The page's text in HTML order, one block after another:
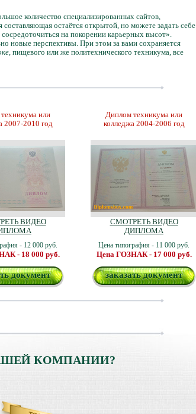
количество специализированных сайтов,
составляющая остаётся открытой, но можете задать себе
на покорении карьерных высот».
новые перспективы. При этом за вами сохраняется
, пищевого или же политехнического техникума, все
или
2007-2010 год
ВИДЕО
- 12 000 руб.
- 18 000 руб.
документ
Диплом техникума или
колледжа 2004-2006 год
СМОТРЕТЬ ВИДЕО
ДИПЛОМА
Цена типография - 11 000 руб.
Цена ГОЗНАК - 17 000 руб.
заказать документ
КОМПАНИИ?